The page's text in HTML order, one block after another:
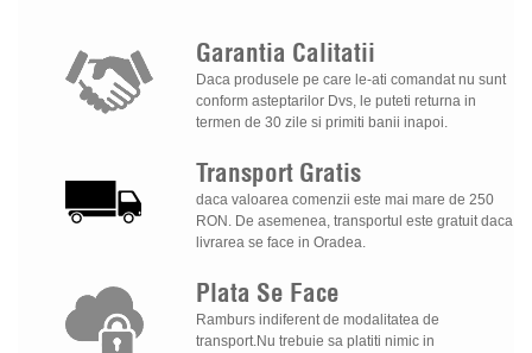
Garantia Calitatii
Daca produsele pe care le-ati comandat nu sunt
conform asteptarilor Dvs, le puteti returna in
termen de 30 zile si primiti banii inapoi.
Transport Gratis
daca valoarea comenzii este mai mare de 250
RON. De asemenea, transportul este gratuit daca
livrarea se face in Oradea.
Plata Se Face
Ramburs indiferent de modalitatea de
transport.Nu trebuie sa platiti nimic in